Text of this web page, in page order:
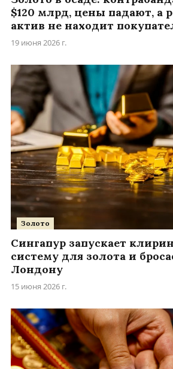
$120 млрд, цены падают, а
актив не находит
19 июня 2026 г.
Золото
Сингапур запускает
систему для золота и
Лондону
15 июня 2026 г.